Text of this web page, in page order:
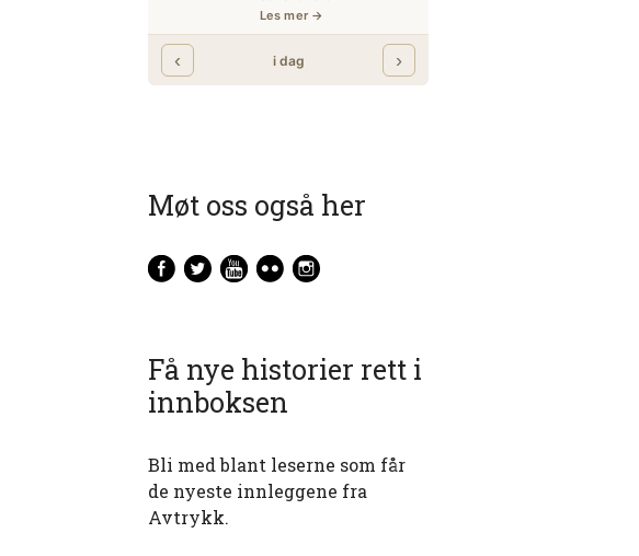
Møt oss også her
Få nye historier rett i
innboksen
Bli med blant leserne som får
de nyeste innleggene fra
Avtrykk.